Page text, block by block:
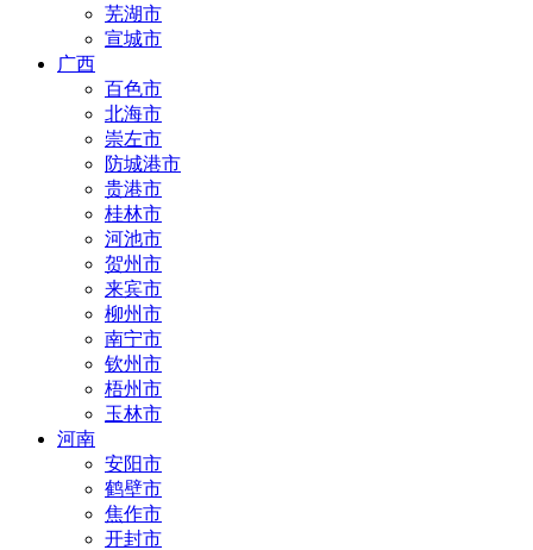
芜湖市
宣城市
广西
百色市
北海市
崇左市
防城港市
贵港市
桂林市
河池市
贺州市
来宾市
柳州市
南宁市
钦州市
梧州市
玉林市
河南
安阳市
鹤壁市
焦作市
开封市